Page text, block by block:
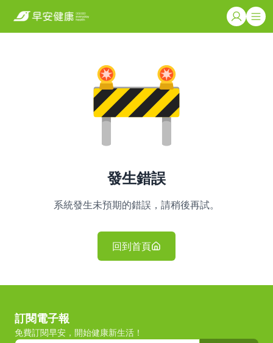
發生錯誤
系統發生未預期的錯誤，請稍後再試。
回到首頁
訂閱電子報
免費訂閱早安，開始健康新生活！